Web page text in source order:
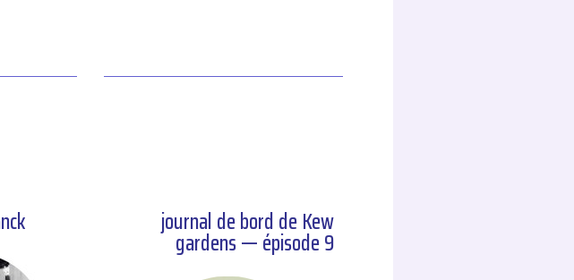
journal de bord de Kew
gardens — épisode 9